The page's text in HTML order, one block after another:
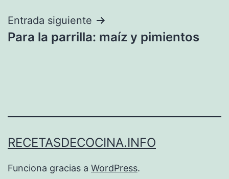
Entrada siguiente
Para la parrilla: maíz y pimientos
RECETASDECOCINA.INFO
Funciona gracias a WordPress.